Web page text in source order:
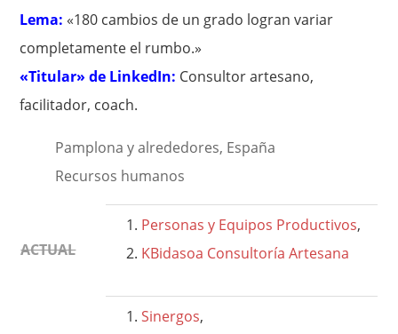
Lema: «180 cambios de un grado logran variar
completamente el rumbo.»
«Titular» de LinkedIn: Consultor artesano,
facilitador, coach.
Pamplona y alrededores, España
Recursos humanos
ACTUAL
Personas y Equipos Productivos,
KBidasoa Consultoría Artesana
Sinergos,